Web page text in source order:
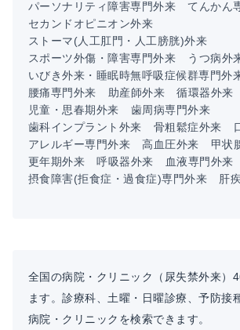
パーソナリティ障害専門外来
てんかん
セカンドオピニオン外来
ストーマ(人工肛門・人工膀胱)外来
スポーツ外傷・障害専門外来
うつ病外
いびき外来・睡眠時無呼吸症候群専門外
腰痛専門外来
助産師外来 循環器外来
児童・思春期外来
歯周病専門外来
歯科インプラント外来
骨粗鬆症外来
アレルギー専門外来
高血圧外来
甲状
更年期外来
呼吸器外来 血液専門外来
摂食障害(拒食症・過食症)専門外来
肝
全国の病院・クリニック（尿失禁外来）
ます。診療科、土曜・日曜診療、予防接
病院・クリニックを検索できます。